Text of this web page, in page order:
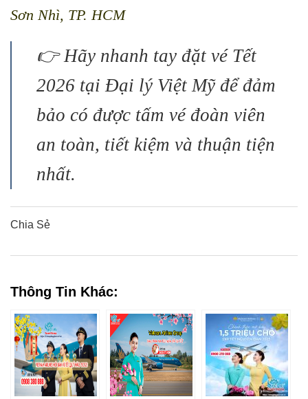
Sơn Nhì, TP. HCM
👉 Hãy nhanh tay đặt vé Tết
2026 tại Đại lý Việt Mỹ để đảm
bảo có được tấm vé đoàn viên
an toàn, tiết kiệm và thuận tiện
nhất.
Chia Sẻ
Thông Tin Khác: